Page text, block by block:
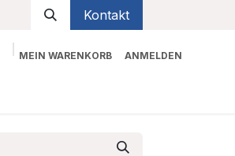
Kontakt
MEIN WARENKORB ANMELDEN